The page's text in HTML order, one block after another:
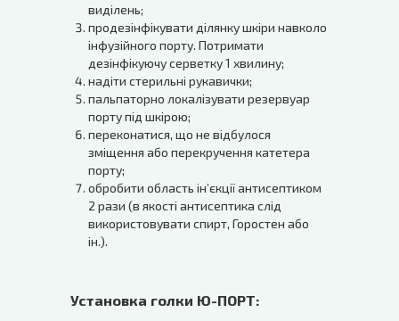
виділень;
продезінфікувати ділянку шкіри навколо
інфузійного порту. Потримати
дезінфікуючу серветку 1 хвилину;
надіти стерильні рукавички;
пальпаторно локалізувати резервуар
порту під шкірою;
переконатися, що не відбулося
зміщення або перекручення катетера
порту;
обробити область ін’єкції антисептиком
2 рази (в якості антисептика слід
використовувати спирт, Горостен або
ін.).
Установка голки Ю-ПОРТ: